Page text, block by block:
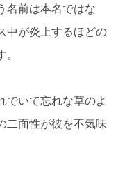
名前は本名ではな
中が炎上するほどの
でいて忘れな草のよ
二面性が彼を不気味